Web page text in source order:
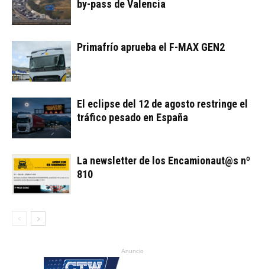
by-pass de Valencia
Primafrío aprueba el F-MAX GEN2
El eclipse del 12 de agosto restringe el
tráfico pesado en España
La newsletter de los Encamionaut@s nº
810
Anuncio